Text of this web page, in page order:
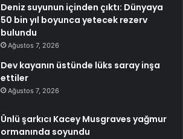
Deniz suyunun içinden çıktı: Dünyaya
50 bin yıl boyunca yetecek rezerv
bulundu
Ağustos 7, 2026
Dev kayanın üstünde lüks saray inşa
ettiler
Ağustos 7, 2026
Ünlü şarkıcı Kacey Musgraves yağmur
ormanında soyundu